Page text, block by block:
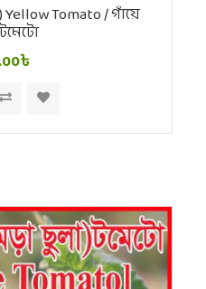
Yellow Tomato / গাঁয়ে